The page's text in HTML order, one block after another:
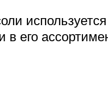
в его